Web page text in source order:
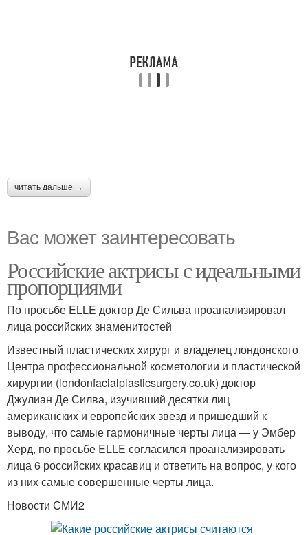
читать дальше →
Вас может заинтересовать
Российские актрисы с идеальными
пропорциями
По просьбе ELLE доктор Де Сильва проанализировал
лица российских знаменитостей
Известный пластических хирург и владелец лондонского
Центра профессиональной косметологии и пластической
хирургии (londonfacialplasticsurgery.co.uk) доктор
Джулиан Де Силва, изучивший десятки лиц
американских и европейских звезд и пришедший к
выводу, что самые гармоничные черты лица — у Эмбер
Херд, по просьбе ELLE согласился проанализировать
лица 6 российских красавиц и ответить на вопрос, у кого
из них самые совершенные черты лица.
Новости СМИ2